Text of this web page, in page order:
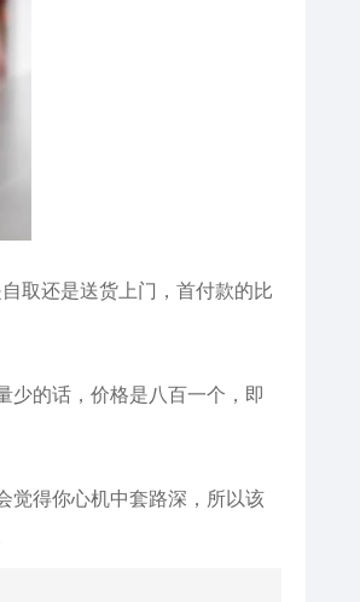
取还是送货上门，首付款的比
少的话，价格是八百一个，即
觉得你心机中套路深，所以该